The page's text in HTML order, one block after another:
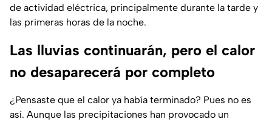
de actividad eléctrica, principalmente durante la tarde y
las primeras horas de la noche.
Las lluvias continuarán, pero el calor
no desaparecerá por completo
¿Pensaste que el calor ya había terminado? Pues no es
así. Aunque las precipitaciones han provocado un